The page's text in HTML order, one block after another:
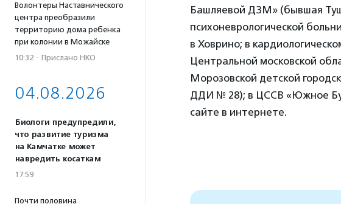
Волонтеры Наставнического
центра преобразили
территорию дома ребенка
при колонии в Можайске
10:32 · Прислано НКО
04.08.2026
Биологи предупредили,
что развитие туризма
на Камчатке может
навредить косаткам
17:59
Почти половина
Башляевой ДЗМ» (бывшая
психоневрологической
в Ховрино; в
Центральной московской
Морозовской детской
ДДИ № 28); в ЦССВ «Южное
сайте в интернете.